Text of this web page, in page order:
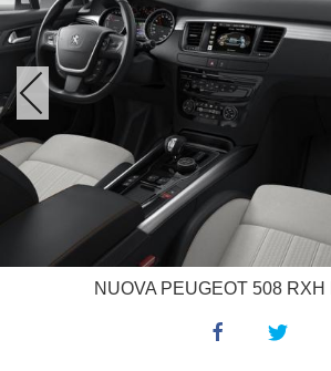
NUOVA PEUGEOT 508 RXH